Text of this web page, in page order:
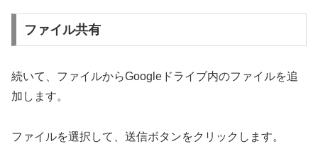
ファイル共有
続いて、ファイルからGoogleドライブ内のファイルを追
加します。
ファイルを選択して、送信ボタンをクリックします。